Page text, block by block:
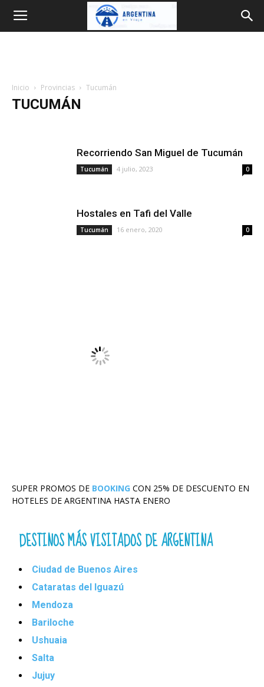
Argentina
Viaje
Inicio Provincias Tucumán
TUCUMÁN
Mendoza Misiones Neuquén Río Negro
Salta
San Luis Santa Cruz Santa Fe
Santiago del Estero
Recorriendo San Miguel de Tucumán
Tucumán 4 julio, 2023 0
Hostales en Tafi del Valle
Tucumán 16 enero, 2020 0
SUPER PROMOS DE BOOKING CON 25% DE DESCUENTO EN
HOTELES DE ARGENTINA HASTA ENERO
DESTINOS MÁS VISITADOS DE ARGENTINA
Ciudad de Buenos Aires
Cataratas del Iguazú
Mendoza
Bariloche
Ushuaia
Salta
Jujuy